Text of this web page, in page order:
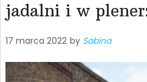
jadalni i w
17 marca 2022 by Sabina